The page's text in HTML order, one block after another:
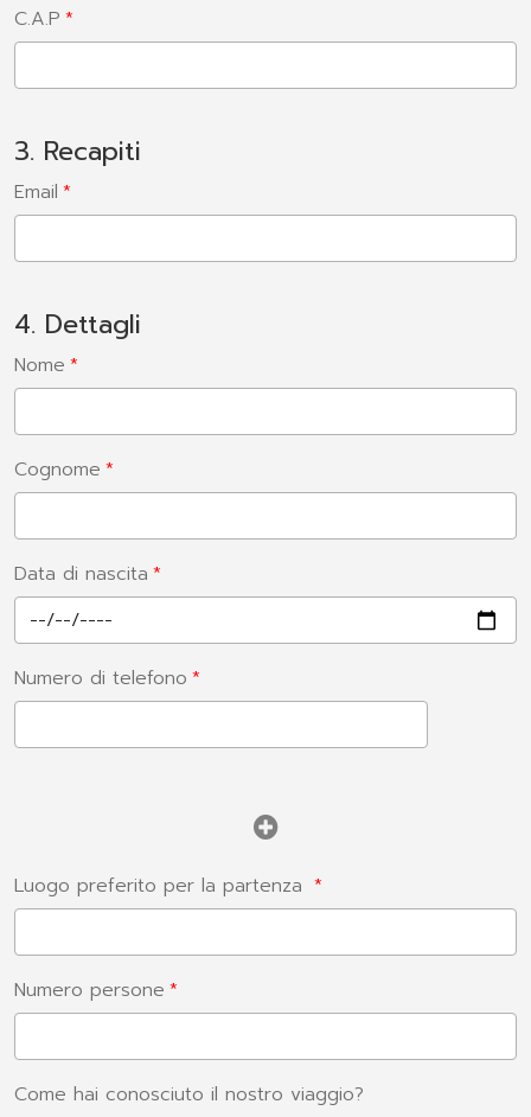
C.A.P
3. Recapiti
Email
4. Dettagli
Nome
Cognome
Data di nascita
Numero di telefono
Luogo preferito per la partenza
Numero persone
Come hai conosciuto il nostro viaggio?